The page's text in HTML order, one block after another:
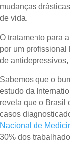
mudanças
de vida.
O tratamento para
por um profissional
de
Sabemos que o
estudo da
revela que o Brasil
casos
Nacional de
30% dos